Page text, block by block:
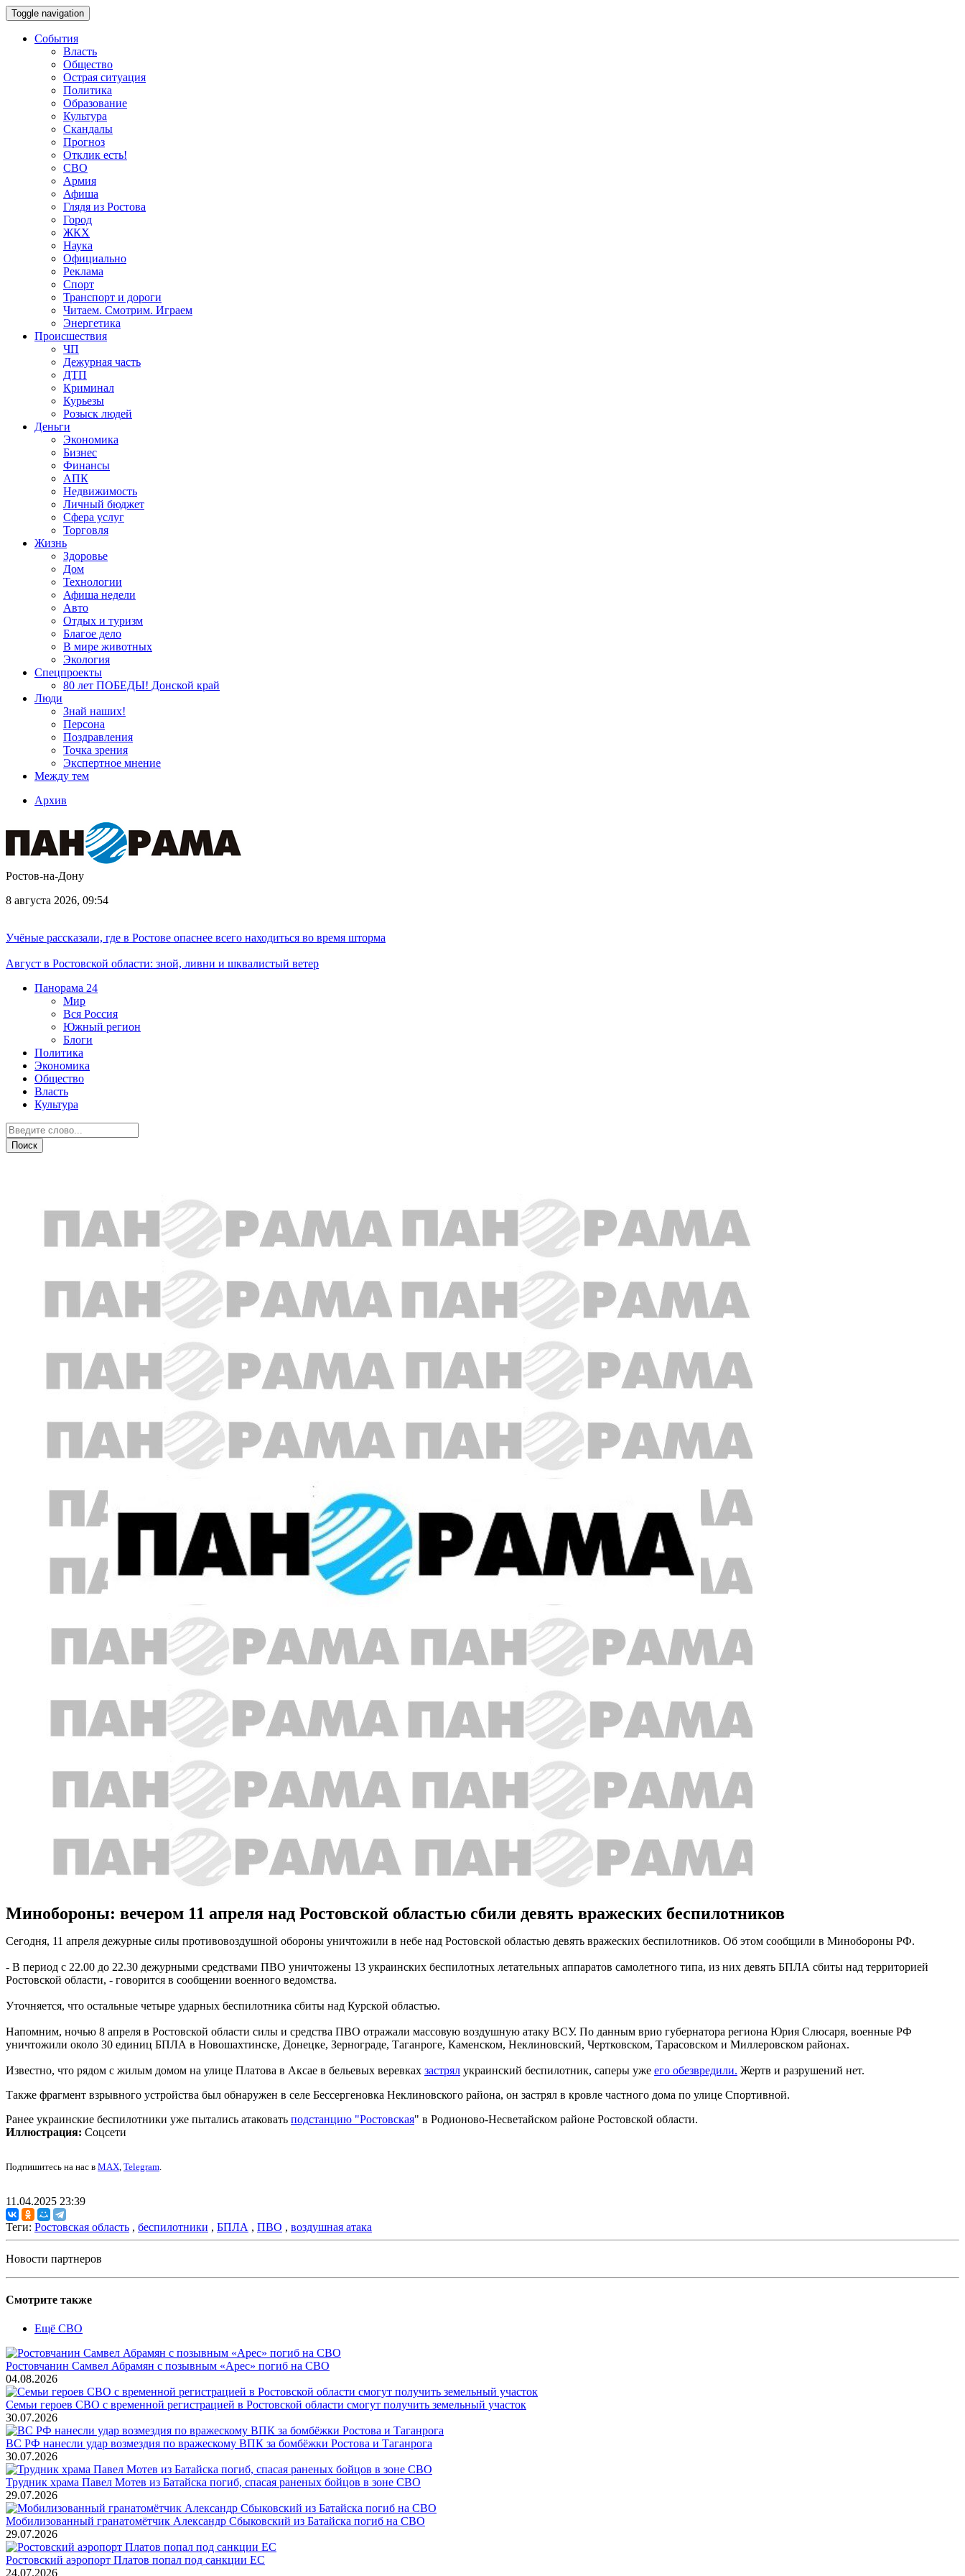
Toggle navigation
События
Власть
Общество
Острая ситуация
Политика
Образование
Культура
Скандалы
Прогноз
Отклик есть!
СВО
Армия
Афиша
Глядя из Ростова
Город
ЖКХ
Наука
Официально
Реклама
Спорт
Транспорт и дороги
Читаем. Смотрим. Играем
Энергетика
Происшествия
ЧП
Дежурная часть
ДТП
Криминал
Курьезы
Розыск людей
Деньги
Экономика
Бизнес
Финансы
АПК
Недвижимость
Личный бюджет
Сфера услуг
Торговля
Жизнь
Здоровье
Дом
Технологии
Афиша недели
Авто
Отдых и туризм
Благое дело
В мире животных
Экология
Спецпроекты
80 лет ПОБЕДЫ! Донской край
Люди
Знай наших!
Персона
Поздравления
Точка зрения
Экспертное мнение
Между тем
Архив
Ростов-на-Дону
8 августа 2026, 09:54
Учёные рассказали, где в Ростове опаснее всего находиться во время шторма
Август в Ростовской области: зной, ливни и шквалистый ветер
Панорама 24
Мир
Вся Россия
Южный регион
Блоги
Политика
Экономика
Общество
Власть
Культура
Минобороны: вечером 11 апреля над Ростовской областью сбили девять вражеских беспилотников
Сегодня, 11 апреля дежурные силы противовоздушной обороны уничтожили в небе над Ростовской областью девять вражеских беспилотников. Об этом сообщили в Минобороны РФ.
- В период с 22.00 до 22.30 дежурными средствами ПВО уничтожены 13 украинских беспилотных летательных аппаратов самолетного типа, из них девять БПЛА сбиты над территорией
Ростовской области, - говорится в сообщении военного ведомства.
Уточняется, что остальные четыре ударных беспилотника сбиты над Курской областью.
Напомним, ночью 8 апреля в Ростовской области силы и средства ПВО отражали массовую воздушную атаку ВСУ. По данным врио губернатора региона Юрия Слюсаря, военные РФ
уничтожили около 30 единиц БПЛА в Новошахтинске, Донецке, Зернограде, Таганроге, Каменском, Неклиновский, Чертковском, Тарасовском и Миллеровском районах.
Известно, что рядом с жилым домом на улице Платова в Аксае в бельевых веревках застрял украинский беспилотник, саперы уже его обезвредили. Жертв и разрушений нет.
Также фрагмент взрывного устройства был обнаружен в селе Бессергеновка Неклиновского района, он застрял в кровле частного дома по улице Спортивной.
Ранее украинские беспилотники уже пытались атаковать подстанцию "Ростовская" в Родионово-Несветайском районе Ростовской области.
Иллюстрация: Соцсети
Подпишитесь на нас в MAX, Telegram.
11.04.2025 23:39
Теги: Ростовская область , беспилотники , БПЛА , ПВО , воздушная атака
Новости партнеров
Смотрите также
Ещё СВО
Ростовчанин Самвел Абрамян с позывным «Арес» погиб на СВО
04.08.2026
Семьи героев СВО с временной регистрацией в Ростовской области смогут получить земельный участок
30.07.2026
ВС РФ нанесли удар возмездия по вражескому ВПК за бомбёжки Ростова и Таганрога
30.07.2026
Трудник храма Павел Мотев из Батайска погиб, спасая раненых бойцов в зоне СВО
29.07.2026
Мобилизованный гранатомётчик Александр Сбыковский из Батайска погиб на СВО
29.07.2026
Ростовский аэропорт Платов попал под санкции ЕС
24.07.2026